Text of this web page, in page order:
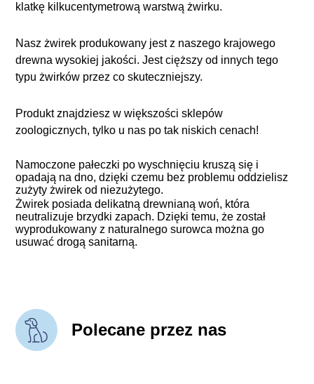
klatkę kilkucentymetrową warstwą żwirku.
Nasz żwirek produkowany jest z naszego krajowego
drewna wysokiej jakości. Jest cięższy od innych tego
typu żwirków przez co skuteczniejszy.
Produkt znajdziesz w większości sklepów
zoologicznych, tylko u nas po tak niskich cenach!
Namoczone pałeczki po wyschnięciu kruszą się i
opadają na dno, dzięki czemu bez problemu oddzielisz
zużyty żwirek od niezużytego.
Żwirek posiada delikatną drewnianą woń, która
neutralizuje brzydki zapach. Dzięki temu, że został
wyprodukowany z naturalnego surowca można go
usuwać drogą sanitarną.
Polecane przez nas